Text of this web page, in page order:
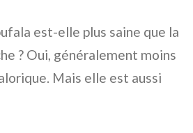
est-elle plus saine que la
? Oui, généralement moins
Mais elle est aussi